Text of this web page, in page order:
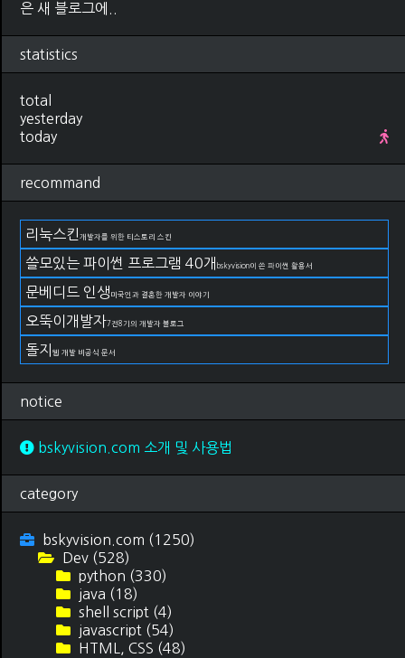
은 새 블로그에..
statistics
total
yesterday
today
recommand
리눅스킨 개발자를 위한 티스토리 스킨
쓸모있는 파이썬 프로그램 40개 bskyvision이 쓴 파이썬 활용서
문베디드 인생 미국인과 결혼한 개발자 이야기
오뚝이개발자7전8기의 개발자 블로그
돌지 웹 개발 비공식 문서
notice
bskyvision.com 소개 및 사용법
category
bskyvision.com (1250)
Dev (528)
python (330)
java (18)
shell script (4)
javascript (54)
HTML, CSS (48)